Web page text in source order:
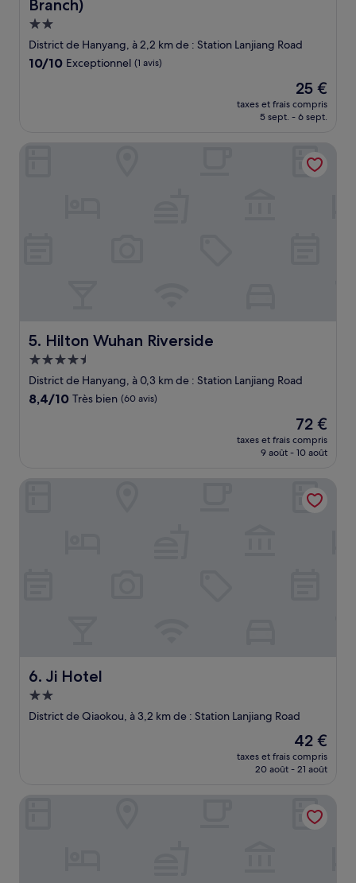
Branch)
Hébergement
2.0 étoiles
District de Hanyang, à 2,2 km de : Station Lanjiang Road
10.0
10/10 Exceptionnel (1 avis)
Le
nouveau
prix
de
25 €
25 €
taxes et frais compris
5 sept. - 6 sept.
5. Hilton Wuhan Riverside
Hilton Wuhan Riverside
Hébergement
4.5 étoiles
District de Hanyang, à 0,3 km de : Station Lanjiang Road
8.4
8,4/10 Très bien (60 avis)
Le
nouveau
prix
de
72 €
72 €
taxes et frais compris
9 août - 10 août
6. Ji Hotel
Ji Hotel
Hébergement
2.0 étoiles
District de Qiaokou, à 3,2 km de : Station Lanjiang Road
Le
nouveau
prix
de
42 €
42 €
taxes et frais compris
20 août - 21 août